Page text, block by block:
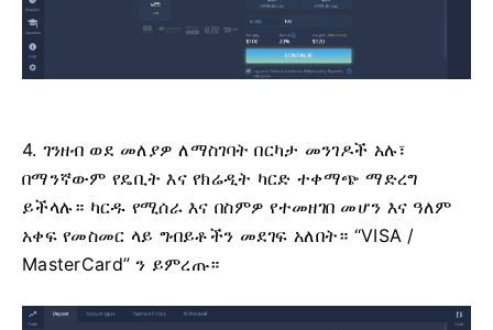
4. ገንዘብ ወደ መለያዎ ለማስገባት በርካታ መንገዶች አሉ፣
በማንኛውም የዴቢት እና የክሬዲት ካርድ ተቀማጭ ማድረግ
ይችላሉ። ካርዱ የሚሰራ እና በስምዎ የተመዘገበ መሆን እና ዓለም
አቀፍ የመስመር ላይ ግብይቶችን መደገፍ አለበት። “VISA /
MasterCard” ን ይምረጡ።